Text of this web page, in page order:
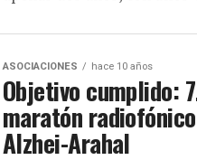
ASOCIACIONES hace 10 años
Objetivo cumplido:
maratón
Alzhei-Arahal